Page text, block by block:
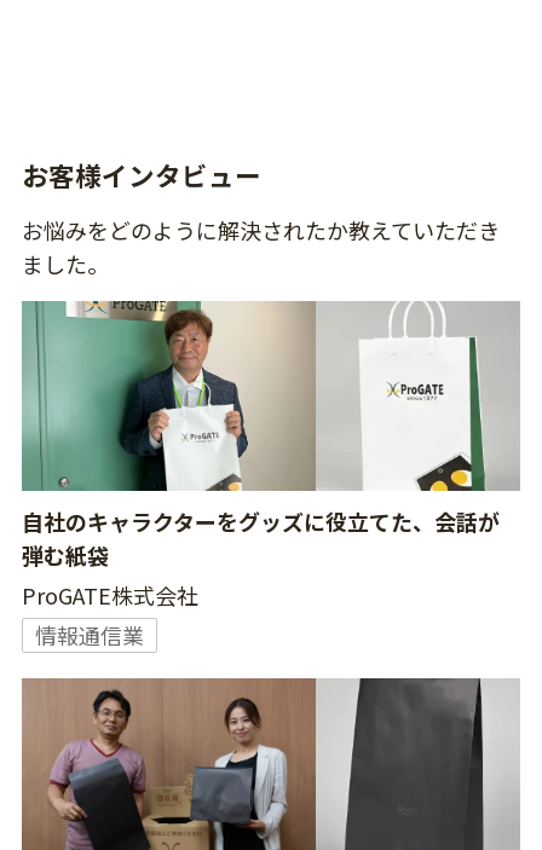
お客様インタビュー
お悩みをどのように解決されたか教えていただき
ました。
自社のキャラクターをグッズに役立てた、会話が
弾む紙袋
ProGATE株式会社
情報通信業